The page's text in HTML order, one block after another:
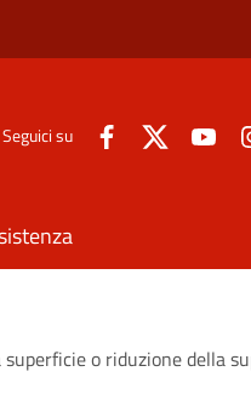
Seguici su
o riduzione della